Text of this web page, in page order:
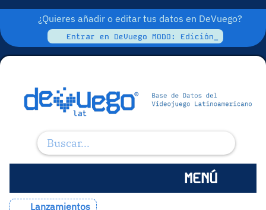
¿Quieres añadir o editar tus datos en DeVuego?
Entrar en DeVuego MODO: Edición_
MENÚ
Lanzamientos